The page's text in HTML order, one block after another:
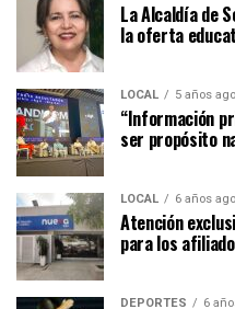
La Alcaldía de
la oferta
LOCAL 5 años ago
“Información
ser propósito
LOCAL 6 años ago
Atención
para los
DEPORTES 6